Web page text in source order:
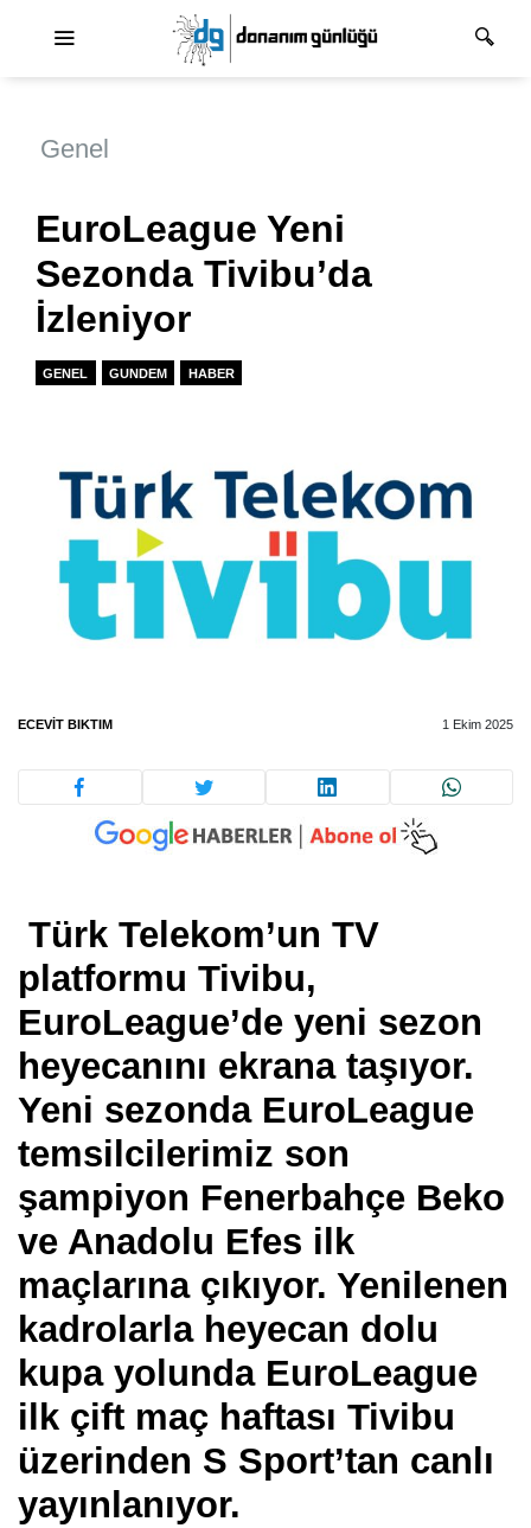
Genel
EuroLeague Yeni
Sezonda Tivibu’da
İzleniyor
GENEL GUNDEM HABER
ECEVIT BIKTIM 1 Ekim 2025
Türk Telekom’un TV
platformu Tivibu,
EuroLeague’de yeni sezon
heyecanını ekrana taşıyor.
Yeni sezonda EuroLeague
temsilcilerimiz son
şampiyon Fenerbahçe Beko
ve Anadolu Efes ilk
maçlarına çıkıyor. Yenilenen
kadrolarla heyecan dolu
kupa yolunda EuroLeague
ilk çift maç haftası Tivibu
üzerinden S Sport’tan canlı
yayınlanıyor.